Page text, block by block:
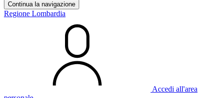
Continua la navigazione
Regione Lombardia
Accedi all'area